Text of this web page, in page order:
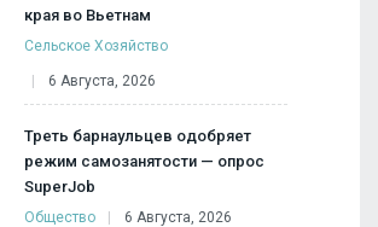
края во Вьетнам
Сельское Хозяйство
6 Августа, 2026
Треть барнаульцев одобряет
режим самозанятости — опрос
SuperJob
Общество 6 Августа, 2026